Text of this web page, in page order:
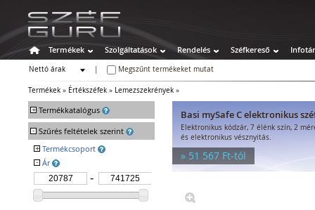
Termékek Szolgáltatások Rendelés Széfkereső Infotár
Nettó árak
Megszűnt termékeket mutat
Termékek » Értékszéfek » Lemezszekrények »
+ Termékkatalógus
Széfek
Értékszéfek
Faliszéfek
Padlószéfek
Lemezszekrények
Bútorszéfek
- Szűrés feltételek szerint
+ Termékcsoport
Protector Sirius E
Protector Domestic E
Technosafe CS
Basi mySafe C
- Ár
Basi mySafe C elektronikus
Elektronikus kódzár, 7 élénk szín, 2
és elektronikus vésznyitás.
» 51 567 Ft-tól